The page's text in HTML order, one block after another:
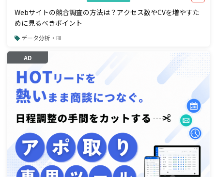
Webサイトの競合調査の方法は？アクセス数やCVを増やすた
めに見るべきポイント
データ分析・BI
AD